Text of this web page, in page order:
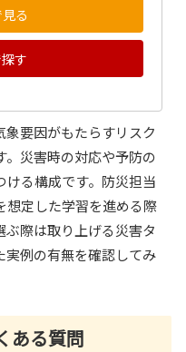
る
す
要因がもたらすリスク
災害時の対応や予防の
る構成です。防災担当
想定した学習を進める際
際は取り上げる災害タ
実例の有無を確認してみ
ある質問